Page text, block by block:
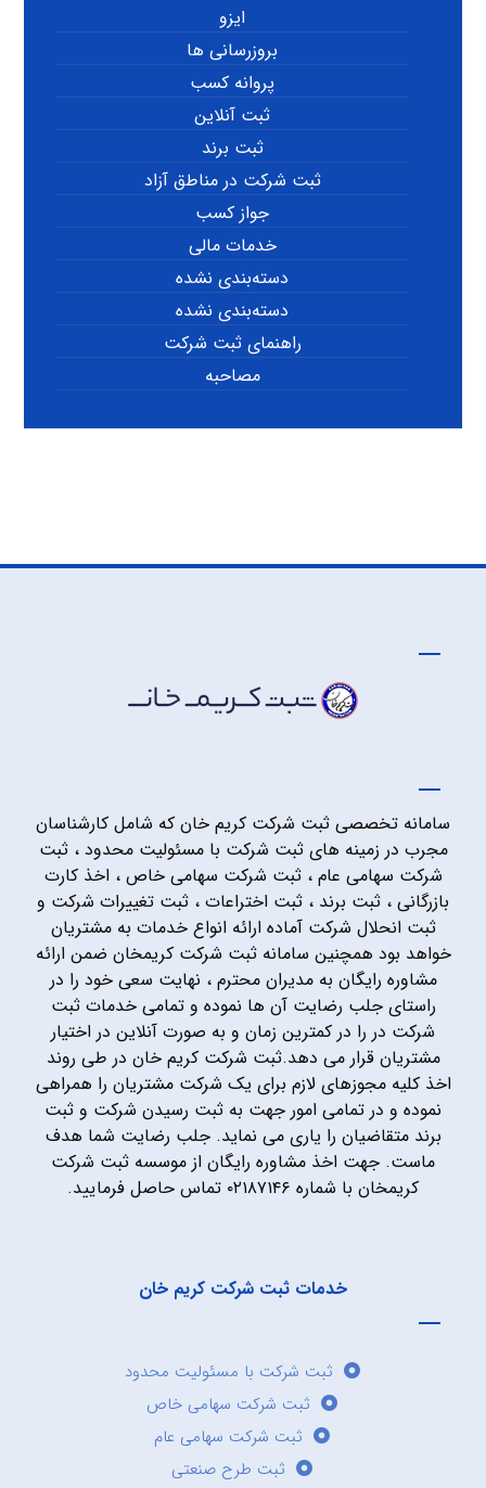
ایزو
بروزرسانی ها
پروانه کسب
ثبت آنلاین
ثبت برند
ثبت شرکت در مناطق آزاد
جواز کسب
خدمات مالی
دسته‌بندی نشده
دسته‌بندی نشده
راهنمای ثبت شرکت
مصاحبه
سامانه تخصصی ثبت شرکت کریم خان که شامل کارشناسان
مجرب در زمینه های ثبت شرکت با مسئولیت محدود ، ثبت
شرکت سهامی عام ، ثبت شرکت سهامی خاص ، اخذ کارت
بازرگانی ، ثبت برند ، ثبت اختراعات ، ثبت تغییرات شرکت و
ثبت انحلال شرکت آماده ارائه انواع خدمات به مشتریان
خواهد بود همچنین سامانه ثبت شرکت کریمخان ضمن ارائه
مشاوره رایگان به مدیران محترم ، نهایت سعی خود را در
راستای جلب رضایت آن ها نموده و تمامی خدمات ثبت
شرکت در را در کمترین زمان و به صورت آنلاین در اختیار
مشتریان قرار می دهد.ثبت شرکت کریم خان در طی روند
اخذ کلیه مجوزهای لازم برای یک شرکت مشتریان را همراهی
نموده و در تمامی امور جهت به ثبت رسیدن شرکت و ثبت
برند متقاضیان را یاری می نماید. جلب رضایت شما هدف
ماست. جهت اخذ مشاوره رایگان از موسسه ثبت شرکت
کریمخان با شماره ۰۲۱۸۷۱۴۶ تماس حاصل فرمایید.
خدمات ثبت شرکت کریم خان
ثبت شرکت با مسئولیت محدود
ثبت شرکت سهامی خاص
ثبت شرکت سهامی عام
ثبت طرح صنعتی